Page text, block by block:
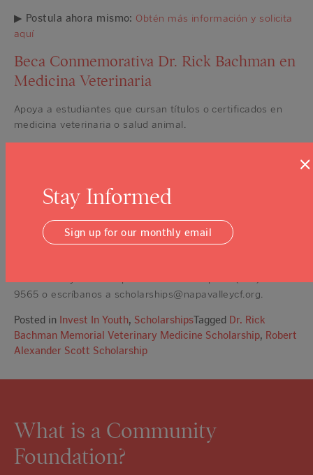
▶ Postula ahora mismo: Obtén más información y solicita
aquí
Beca Conmemorativa Dr. Rick Bachman en
Medicina Veterinaria
Apoya a estudiantes que cursan títulos o certificados en
medicina veterinaria o salud animal.
La mayoría de las otras becas de NVCF se abren una vez al
año durante nuestro ciclo de primavera (enero a marzo).
Las fechas y los detalles del ciclo de becas 2026 se
anunciarán pronto. ¡Mantente al tanto!
9565 o escríbanos a scholarships@napavalleycf.org.
Posted in Invest In Youth, ScholarshipsTagged Dr. Rick
Bachman Memorial Veterinary Medicine Scholarship, Robert
Alexander Scott Scholarship
What is a Community
Foundation?
×
Stay Informed
Sign up for our monthly email